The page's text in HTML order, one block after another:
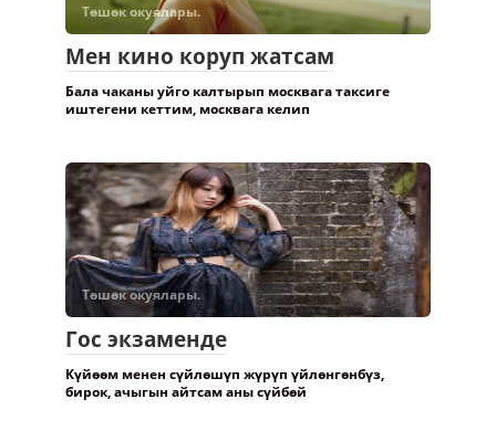
Төшөк окуялары.
Мен кино коруп жатсам
Бала чаканы уйго калтырып москвага таксиге
иштегени кеттим, москвага келип
Төшөк окуялары.
Гос экзаменде
Күйөөм менен сүйлөшүп жүрүп үйлөнгөнбүз,
бирок, ачыгын айтсам аны сүйбөй